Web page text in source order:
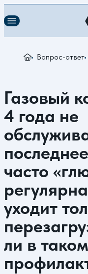
Вопрос-ответ
Газовый
4 года не
часто
уходит
ли в